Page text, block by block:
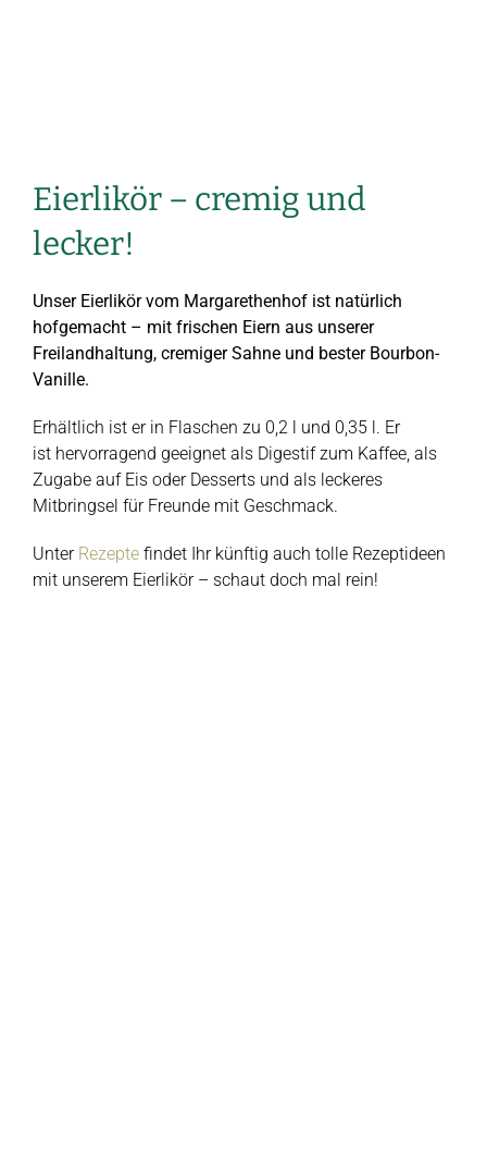
Eierlikör – cremig und
lecker!
Unser Eierlikör vom Margarethenhof ist natürlich
hofgemacht – mit frischen Eiern aus unserer
Freilandhaltung, cremiger Sahne und bester Bourbon-
Vanille.
Erhältlich ist er in Flaschen zu 0,2 l und 0,35 l. Er
ist hervorragend geeignet als Digestif zum Kaffee, als
Zugabe auf Eis oder Desserts und als leckeres
Mitbringsel für Freunde mit Geschmack.
Unter Rezepte findet Ihr künftig auch tolle Rezeptideen
mit unserem Eierlikör – schaut doch mal rein!